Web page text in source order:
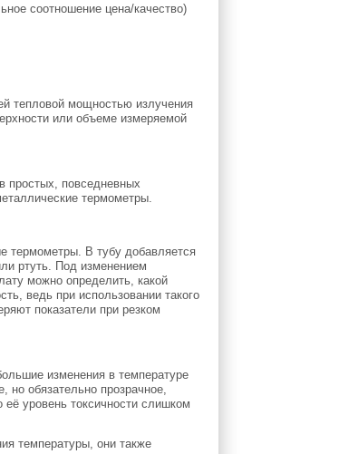
соотношение цена/качество)
тепловой мощностью излучения
или объеме измеряемой
простых, повседневных
термометры.
термометры. В тубу добавляется
ртуть. Под изменением
можно определить, какой
ведь при использовании такого
показатели при резком
изменения в температуре
обязательно прозрачное,
уровень токсичности слишком
температуры, они также